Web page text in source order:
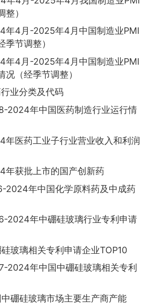
）
年4月-2025年4月中国制造业PMI
季节调整）
年4月-2025年4月中国制造业PMI
况（经季节调整）
业分类及代码
2024年中国医药制造行业运行情
年医药工业子行业营业收入和利润
年获批上市的国产创新药
2024年中国化学原料药及中成药
2024年中硼硅玻璃行业专利申请
玻璃相关专利申请企业TOP10
2024年中国中硼硅玻璃相关专利
硼硅玻璃市场主要生产商产能